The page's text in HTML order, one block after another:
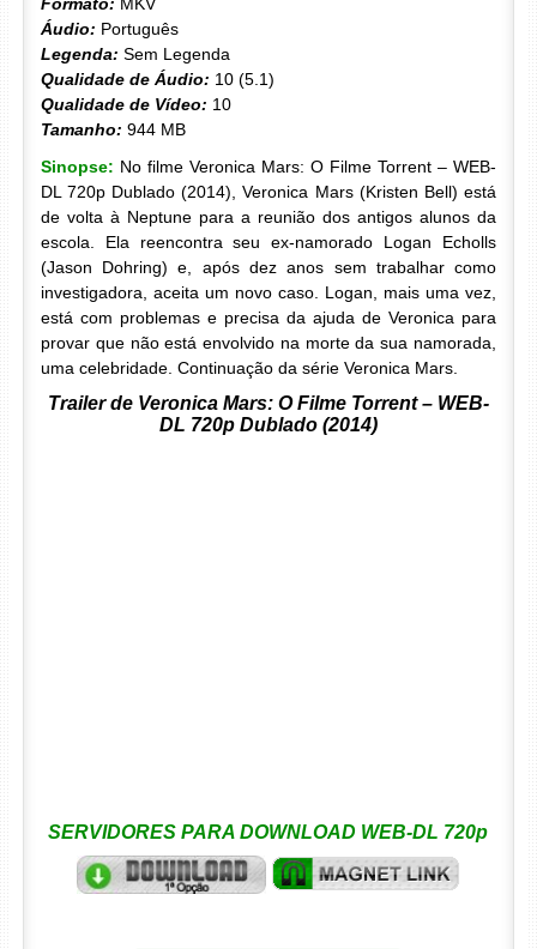
Áudio: Português
Legenda: Sem Legenda
Qualidade de Áudio: 10 (5.1)
Qualidade de Vídeo: 10
Tamanho: 944 MB
Sinopse: No filme Veronica Mars: O Filme Torrent – WEB-
DL 720p Dublado (2014), Veronica Mars (Kristen Bell) está
de volta à Neptune para a reunião dos antigos alunos da
escola. Ela reencontra seu ex-namorado Logan Echolls
(Jason Dohring) e, após dez anos sem trabalhar como
investigadora, aceita um novo caso. Logan, mais uma vez,
está com problemas e precisa da ajuda de Veronica para
provar que não está envolvido na morte da sua namorada,
uma celebridade. Continuação da série Veronica Mars.
Trailer de Veronica Mars: O Filme Torrent – WEB-
DL 720p Dublado (2014)
SERVIDORES PARA DOWNLOAD WEB-DL 720p